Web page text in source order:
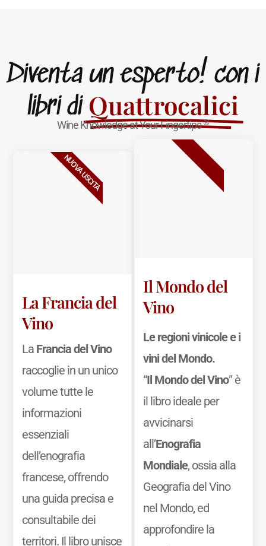
Diventa un esperto! con i
libri di Quattrocalici
Wine Knowledge at Your Fingertips®
La Francia del
Vino
La Francia del Vino
raccoglie in un unico
volume tutte le
informazioni
essenziali
dell’enografia
francese, offrendo
una guida precisa e
consultabile dei
territori. Il libro unisce
NUOVA USCITA
Il Mondo del
Vino
Le regioni vinicole e i
vini del Mondo.
“Il Mondo del Vino” è
il libro ideale per
avvicinarsi
all’Enografia
Mondiale, ossia alla
Geografia del Vino
nel Mondo, ed
approfondire la
BESTSELLER